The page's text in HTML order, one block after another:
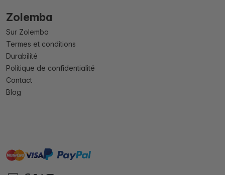
Zolemba
Sur Zolemba
Termes et conditions
Durabilité
Politique de confidentialité
Contact
Blog
mastervisa paypal